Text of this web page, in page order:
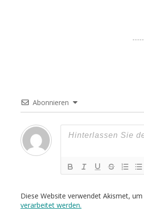
Abonnieren
Diese Website verwendet Akismet,
verarbeitet werden.